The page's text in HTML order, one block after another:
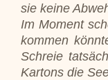
sie keine
Im Moment
kommen
Schreie
Kartons die